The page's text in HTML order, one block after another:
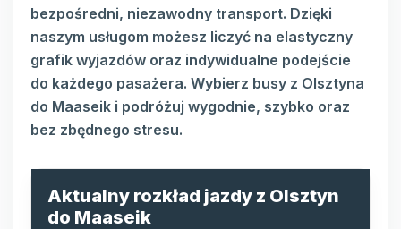
bezpośredni, niezawodny transport. Dzięki
naszym usługom możesz liczyć na elastyczny
grafik wyjazdów oraz indywidualne podejście
do każdego pasażera. Wybierz busy z Olsztyna
do Maaseik i podróżuj wygodnie, szybko oraz
bez zbędnego stresu.
Aktualny rozkład jazdy z Olsztyn
do Maaseik